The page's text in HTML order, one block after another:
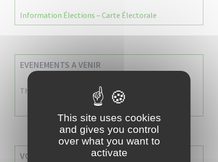
Information Élections – Carte Électorale
EVENEMENTS A VENIR
There are no events
VOS SERVICES MUNICIPAUX
This site uses cookies
and gives you control
over what you want to
activate